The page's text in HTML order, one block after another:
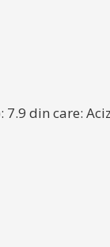
din care: